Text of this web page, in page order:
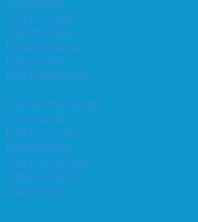
KM i lynsjakk
Dobbeltsjakk
Høstturneringen
Høst-konrad
KM i hurtigsjakk
Klubbmesterskapet
Vår-konrad
KM i lynsjakk
Dobbeltsjakk
KM i hurtigsjakk
Høstturneringen
Høst-konrad